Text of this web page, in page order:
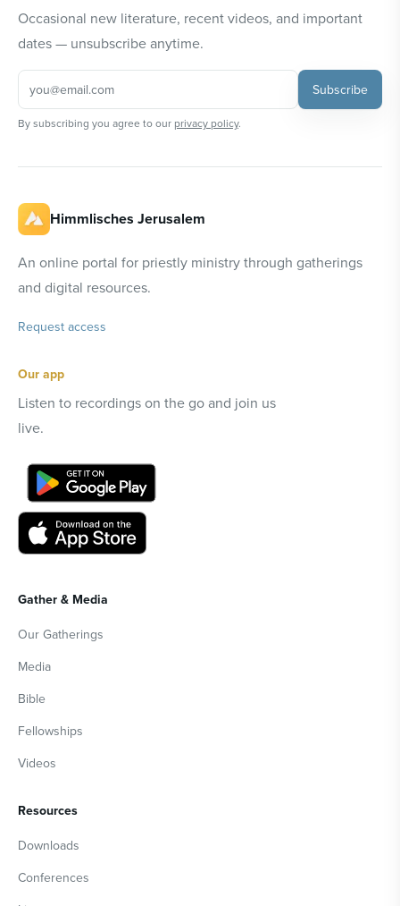
Occasional new literature, recent videos, and important
dates — unsubscribe anytime.
Subscribe
By subscribing you agree to our privacy policy.
Himmlisches Jerusalem
An online portal for priestly ministry through gatherings
and digital resources.
Request access
Our app
Listen to recordings on the go and join us
live.
Gather & Media
Our Gatherings
Media
Bible
Fellowships
Videos
Resources
Downloads
Conferences